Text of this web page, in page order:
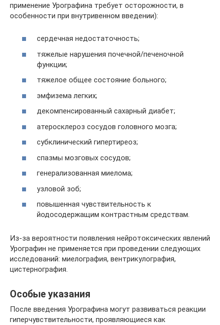
применение Урографина требует осторожности, в
особенности при внутривенном введении):
сердечная недостаточность;
тяжелые нарушения почечной/печеночной
функции;
тяжелое общее состояние больного;
эмфизема легких;
декомпенсированный сахарный диабет;
атеросклероз сосудов головного мозга;
субклинический гипертиреоз;
спазмы мозговых сосудов;
генерализованная миелома;
узловой зоб;
повышенная чувствительность к
йодосодержащим контрастным средствам.
Из-за вероятности появления нейротоксических явлений
Урографин не применяется при проведении следующих
исследований: миелография, вентрикулография,
цистернография.
Особые указания
После введения Урографина могут развиваться реакции
гиперчувствительности, проявляющиеся как